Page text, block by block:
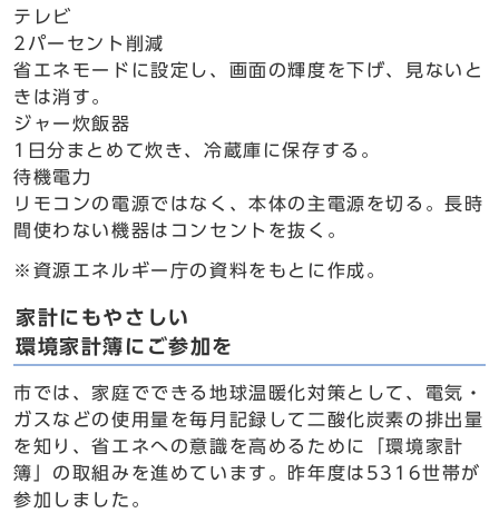
テレビ
2パーセント削減
省エネモードに設定し、画面の輝度を下げ、見ないと
きは消す。
ジャー炊飯器
1日分まとめて炊き、冷蔵庫に保存する。
待機電力
リモコンの電源ではなく、本体の主電源を切る。長時
間使わない機器はコンセントを抜く。
※資源エネルギー庁の資料をもとに作成。
家計にもやさしい
環境家計簿にご参加を
市では、家庭でできる地球温暖化対策として、電気・
ガスなどの使用量を毎月記録して二酸化炭素の排出量
を知り、省エネへの意識を高めるために「環境家計
簿」の取組みを進めています。昨年度は5316世帯が
参加しました。